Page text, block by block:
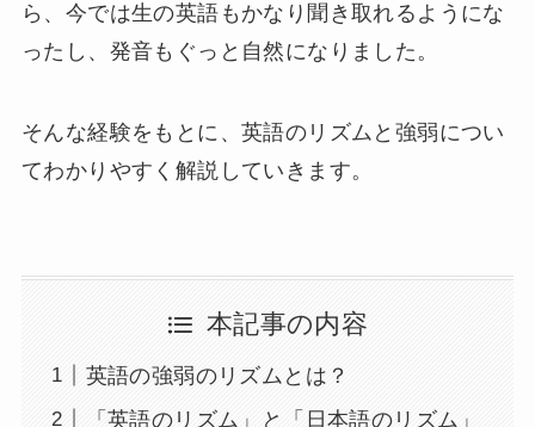
ら、今では生の英語もかなり聞き取れるようにな
ったし、発音もぐっと自然になりました。
そんな経験をもとに、英語のリズムと強弱につい
てわかりやすく解説していきます。
本記事の内容
英語の強弱のリズムとは？
「英語のリズム」と「日本語のリズム」